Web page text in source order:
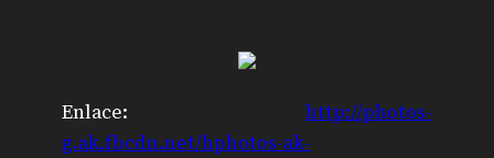
Enlace: http://photos-
g.ak.fbcdn.net/hphotos-ak-